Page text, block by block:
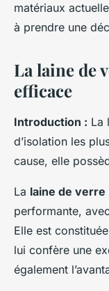
matériaux
à prendre une
La laine de
efficace
Introduction : La
d’isolation les
cause, elle
La laine de verre
performante,
Elle est
lui confère une
également